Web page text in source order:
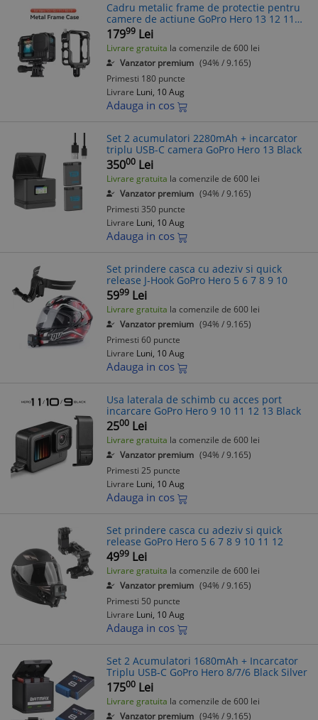
Cadru metalic frame de protectie pentru
camere de actiune GoPro Hero 13 12 11
10 9
17999 Lei
Livrare gratuita la comenzile de 600 lei
Vanzator premium (94% / 9.165)
Primesti 180 puncte
Livrare Luni, 10 Aug
Adauga in cos
Set 2 acumulatori 2280mAh + incarcator
triplu USB-C camera GoPro Hero 13 Black
35000 Lei
Livrare gratuita la comenzile de 600 lei
Vanzator premium (94% / 9.165)
Primesti 350 puncte
Livrare Luni, 10 Aug
Adauga in cos
Set prindere casca cu adeziv si quick
release J-Hook GoPro Hero 5 6 7 8 9 10
5999 Lei
Livrare gratuita la comenzile de 600 lei
Vanzator premium (94% / 9.165)
Primesti 60 puncte
Livrare Luni, 10 Aug
Adauga in cos
Usa laterala de schimb cu acces port
incarcare GoPro Hero 9 10 11 12 13 Black
2500 Lei
Livrare gratuita la comenzile de 600 lei
Vanzator premium (94% / 9.165)
Primesti 25 puncte
Livrare Luni, 10 Aug
Adauga in cos
Set prindere casca cu adeziv si quick
release GoPro Hero 5 6 7 8 9 10 11 12
4999 Lei
Livrare gratuita la comenzile de 600 lei
Vanzator premium (94% / 9.165)
Primesti 50 puncte
Livrare Luni, 10 Aug
Adauga in cos
Set 2 Acumulatori 1680mAh + Incarcator
Triplu USB-C GoPro Hero 8/7/6 Black Silver
17500 Lei
Livrare gratuita la comenzile de 600 lei
Vanzator premium (94% / 9.165)